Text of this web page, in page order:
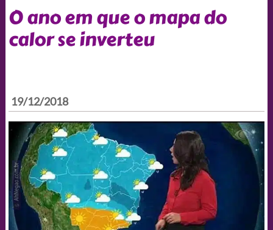
O ano em que o mapa do
calor se inverteu
19/12/2018